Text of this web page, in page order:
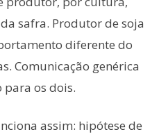
safra. Produtor de soja
diferente do
Comunicação genérica
para os dois.
assim: hipótese de